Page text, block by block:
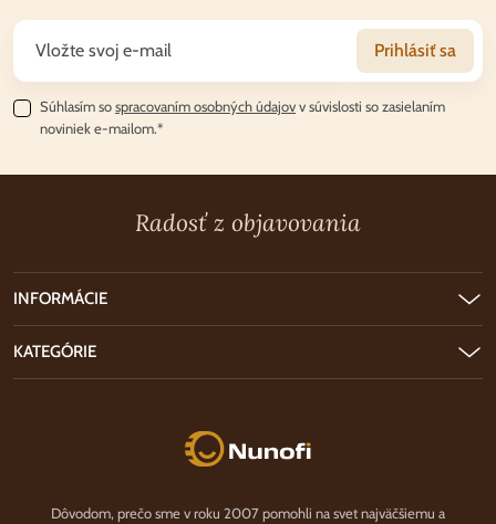
Prihlásiť sa
Súhlasím sospracovaním osobných údajovv súvislosti so zasielaním
noviniek e-mailom.*
Radosť z objavovania
Nunofi.sk
Dôvodom, prečo sme v roku 2007 pomohli na svet najväčšiemu a
INFORMÁCIE
KATEGÓRIE